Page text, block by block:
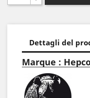
Dettagli del
Marque :